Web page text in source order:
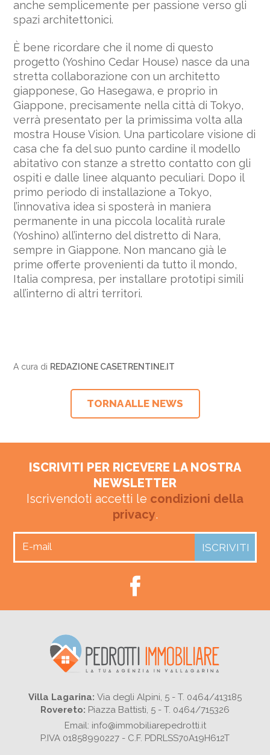
anche semplicemente per passione verso gli
spazi architettonici.
È bene ricordare che il nome di questo
progetto (Yoshino Cedar House) nasce da una
stretta collaborazione con un architetto
giapponese, Go Hasegawa, e proprio in
Giappone, precisamente nella città di Tokyo,
verrà presentato per la primissima volta alla
mostra House Vision. Una particolare visione di
casa che fa del suo punto cardine il modello
abitativo con stanze a stretto contatto con gli
ospiti e dalle linee alquanto peculiari. Dopo il
primo periodo di installazione a Tokyo,
l’innovativa idea si sposterà in maniera
permanente in una piccola località rurale
(Yoshino) all’interno del distretto di Nara,
sempre in Giappone. Non mancano già le
prime offerte provenienti da tutto il mondo,
Italia compresa, per installare prototipi simili
all’interno di altri territori.
A cura di REDAZIONE CASETRENTINE.IT
TORNA ALLE NEWS
ISCRIVITI PER RICEVERE LA NOSTRA
NEWSLETTER
Iscrivendoti accetti le condizioni della
privacy.
Villa Lagarina: Via degli Alpini, 5 - T. 0464/413185
Rovereto: Piazza Battisti, 5 - T. 0464/715326
Email: info@immobiliarepedrotti.it
P.IVA 01858990227 - C.F. PDRLSS70A19H612T